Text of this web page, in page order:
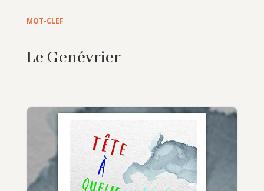
MOT-CLEF
Le Genévrier